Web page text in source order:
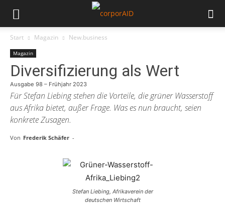
Start Magazin New.business
Magazin
Diversifizierung als Wert
Ausgabe 98 – Frühjahr 2023
Für Stefan Liebing stehen die Vorteile, die grüner Wasserstoff
aus Afrika bietet, außer Frage. Was es nun braucht, seien
konkrete Zusagen.
Von Frederik Schäfer -
Stefan Liebing, Afrikaverein der
deutschen Wirtschaft